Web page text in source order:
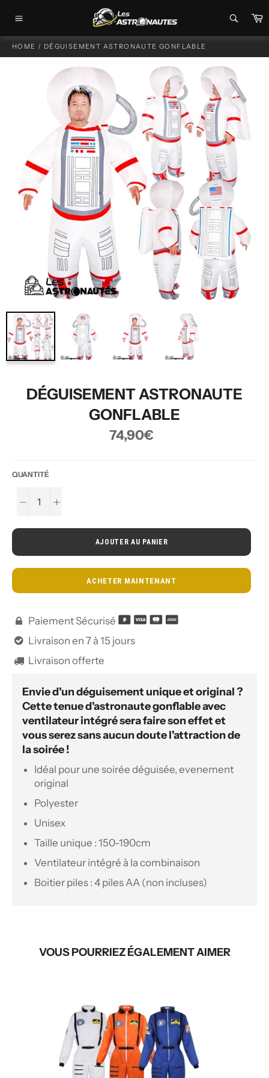
contenu
HOME / DÉGUISEMENT ASTRONAUTE GONFLABLE
DÉGUISEMENT ASTRONAUTE
GONFLABLE
Prix
régulier
74,90€
QUANTITÉ
− +
AJOUTER AU PANIER
ACHETER MAINTENANT
 Paiement Sécurisé
 Livraison en 7 à 15 jours
 Livraison offerte
Envie d'un déguisement unique et original ?
Cette tenue d'astronaute gonflable avec
ventilateur intégré sera faire son effet et
vous serez sans aucun doute l'attraction de
la soirée !
Idéal pour une soirée déguisée, evenement
original
Polyester
Unisex
Taille unique : 150-190cm
Ventilateur intégré à la combinaison
Boitier piles : 4 piles AA (non incluses)
VOUS POURRIEZ ÉGALEMENT AIMER